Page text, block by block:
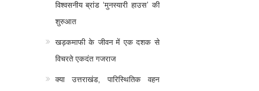
विश्वसनीय ब्रांड ‘मुनस्यारी हाउस’ की
शुरुआत
खड़कमाफी के जीवन में एक दशक से
विचरते एकदंत गजराज
क्या उत्तराखंड, पारिस्थितिक वहन